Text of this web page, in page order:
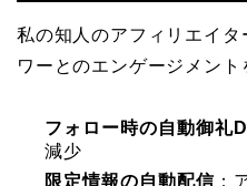
私の知人のアフィリエイ
ワーとのエンゲージメント
フォロー時の自動御礼
減少
限定情報の自動配信 ：